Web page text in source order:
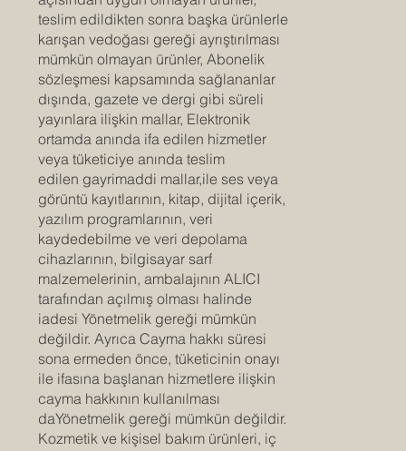
teslim edildikten sonra başka ürünlerle
karışan vedoğası gereği ayrıştırılması
mümkün olmayan ürünler, Abonelik
sözleşmesi kapsamında sağlananlar
dışında, gazete ve dergi gibi süreli
yayınlara ilişkin mallar, Elektronik
ortamda anında ifa edilen hizmetler
veya tüketiciye anında teslim
edilen gayrimaddi mallar,ile ses veya
görüntü kayıtlarının, kitap, dijital içerik,
yazılım programlarının, veri
kaydedebilme ve veri depolama
cihazlarının, bilgisayar sarf
malzemelerinin, ambalajının ALICI
tarafından açılmış olması halinde
iadesi Yönetmelik gereği mümkün
değildir. Ayrıca Cayma hakkı süresi
sona ermeden önce, tüketicinin onayı
ile ifasına başlanan hizmetlere ilişkin
cayma hakkının kullanılması
daYönetmelik gereği mümkün değildir.
Kozmetik ve kişisel bakım ürünleri, iç